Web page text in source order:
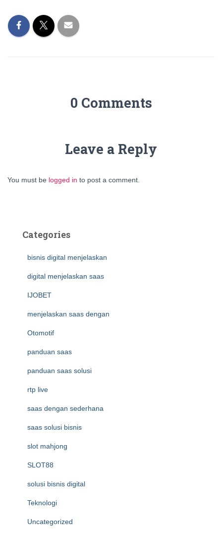
0 Comments
Leave a Reply
You must be logged in to post a comment.
Categories
bisnis digital menjelaskan
digital menjelaskan saas
IJOBET
menjelaskan saas dengan
Otomotif
panduan saas
panduan saas solusi
rtp live
saas dengan sederhana
saas solusi bisnis
slot mahjong
SLOT88
solusi bisnis digital
Teknologi
Uncategorized